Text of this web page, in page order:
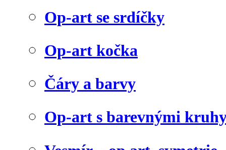
Op-art se srdíčky
Op-art kočka
Čáry a barvy
Op-art s barevnými